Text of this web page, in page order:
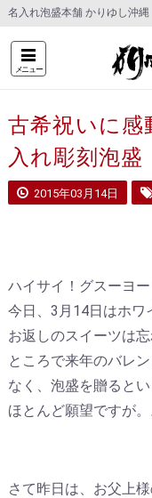
名入れ泡盛本舗 かりゆし沖縄
メニュー
古希祝いに感
入れ彫刻泡盛
2015年03月14日
ハイサイ！グスーヨ
今日、3月14日はホワ
お返しのスイーツは
ところで来年のバレ
なく、泡盛を贈ると
ほとんど願望ですが。
さて昨日は、お父上